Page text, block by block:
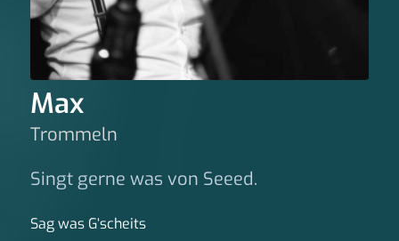
Max
Trommeln
Singt gerne was von Seeed.
Sag was G‘scheits